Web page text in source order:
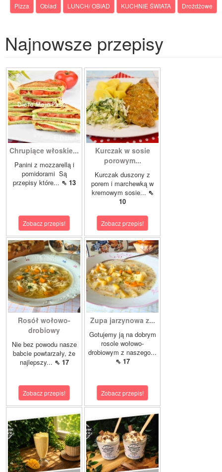
Pizza
Obiad LUNCH/ OBIAD KUCHNIE ŚWIATA Drożdżowe
Najnowsze przepisy
Chrupiące włoskie...
Panini z mozzarellą i
pomidorami Są
przepisy które... ⇖ 13
Zobacz przepis!
Kurczak w sosie
porowym...
Kurczak duszony z
porem i marchewką w
kremowym sosie... ⇖
10
Zobacz przepis!
Rosół wołowo-
drobiowy
Nie bez powodu nasze
babcie powtarzały, że
najlepszy... ⇖ 17
Zobacz przepis!
Zupa jarzynowa z...
Gotujemy ją na dobrym
rosole wołowo-
drobiowym z naszego...
⇖ 17
Zobacz przepis!